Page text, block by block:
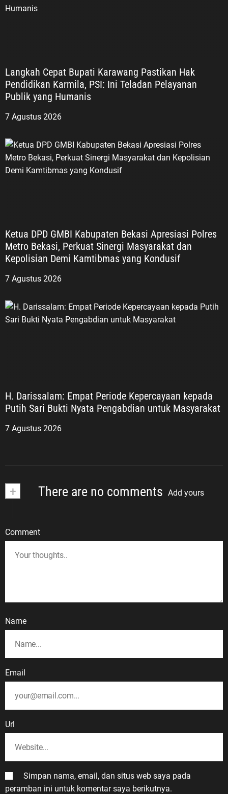
Langkah Cepat Bupati Karawang Pastikan Hak
Pendidikan Karmila, PSI: Ini Teladan Pelayanan
Publik yang Humanis
7 Agustus 2026
Ketua DPD GMBI Kabupaten Bekasi Apresiasi Polres
Metro Bekasi, Perkuat Sinergi Masyarakat dan
Kepolisian Demi Kamtibmas yang Kondusif
7 Agustus 2026
H. Darissalam: Empat Periode Kepercayaan kepada
Putih Sari Bukti Nyata Pengabdian untuk Masyarakat
7 Agustus 2026
+ There are no comments Add yours
Comment
Name
Email
Url
Simpan nama, email, dan situs web saya pada
peramban ini untuk komentar saya berikutnya.